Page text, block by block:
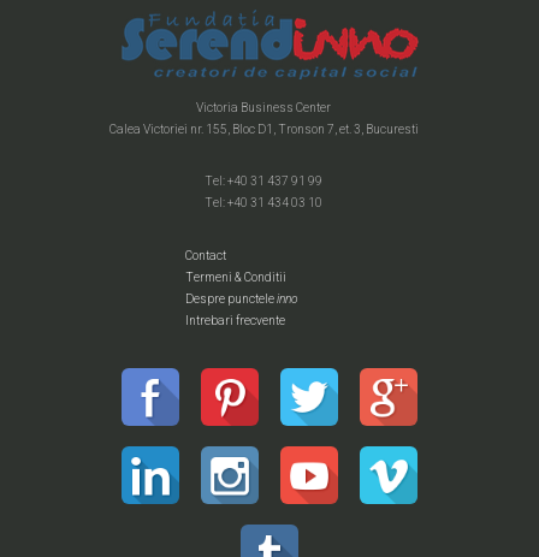
Victoria Business Center
Calea Victoriei nr. 155, Bloc D1, Tronson 7, et. 3, Bucuresti
Tel: +40 31 437 91 99
Tel: +40 31 434 03 10
Contact
Termeni & Conditii
Despre puncteleinno
Intrebari frecvente